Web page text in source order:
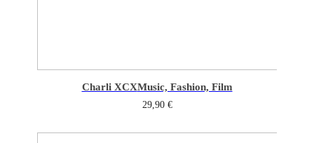
Charli XCXMusic, Fashion, Film
29,90 €